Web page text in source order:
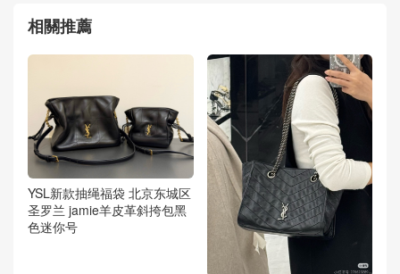
相關推薦
YSL新款抽绳福袋 北京东城区
圣罗兰 jamie羊皮革斜挎包黑
色迷你号